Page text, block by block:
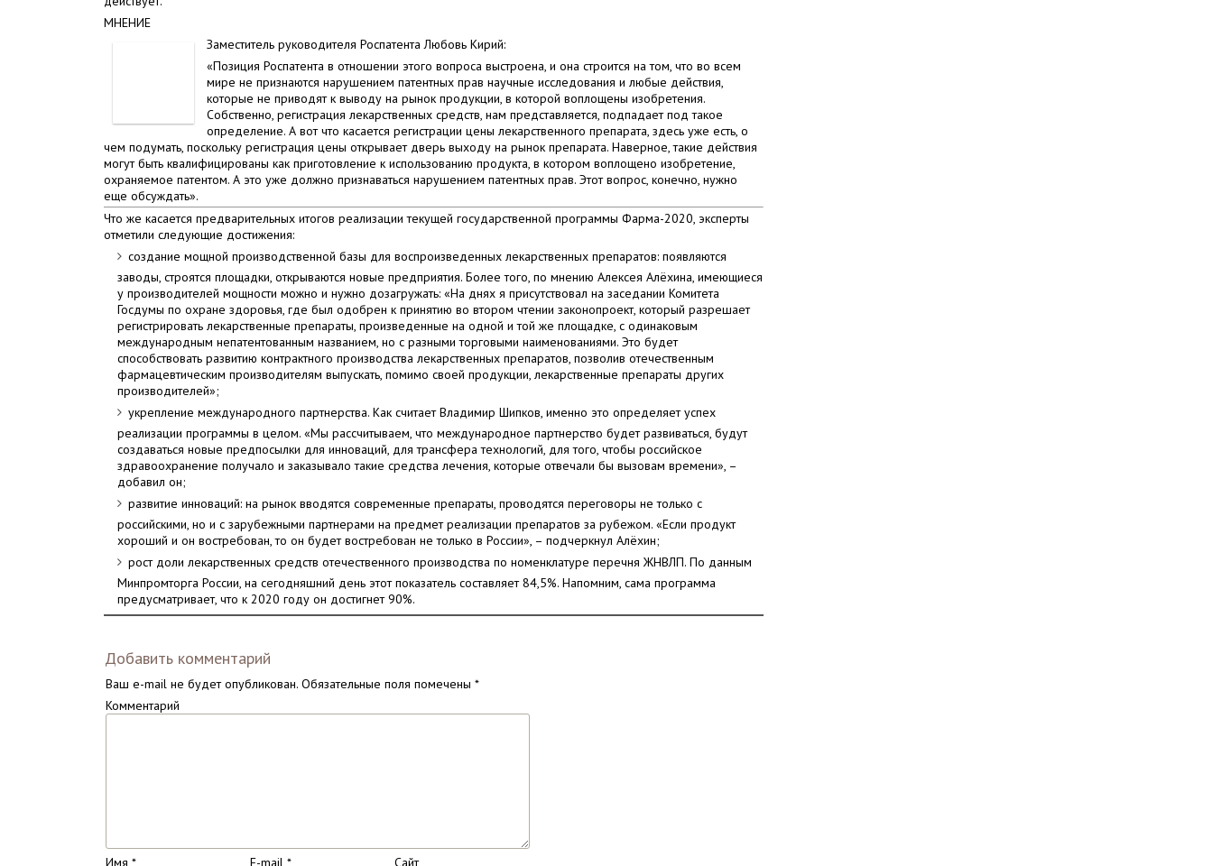
МНЕНИЕ
Заместитель руководителя Роспатента Любовь Кирий:
«Позиция Роспатента в отношении этого вопроса выстроена, и она строится на том, что во всем
мире не признаются нарушением патентных прав научные исследования и любые действия,
которые не приводят к выводу на рынок продукции, в которой воплощены изобретения.
Собственно, регистрация лекарственных средств, нам представляется, подпадает под такое
определение. А вот что касается регистрации цены лекарственного препарата, здесь уже есть, о
чем подумать, поскольку регистрация цены открывает дверь выходу на рынок препарата. Наверное, такие действия
могут быть квалифицированы как приготовление к использованию продукта, в котором воплощено изобретение,
охраняемое патентом. А это уже должно признаваться нарушением патентных прав. Этот вопрос, конечно, нужно
еще обсуждать».
Что же касается предварительных итогов реализации текущей государственной программы Фарма-2020, эксперты
отметили следующие достижения:
создание мощной производственной базы для воспроизведенных лекарственных препаратов: появляются
заводы, строятся площадки, открываются новые предприятия. Более того, по мнению Алексея Алёхина, имеющиеся
у производителей мощности можно и нужно дозагружать: «На днях я присутствовал на заседании Комитета
Госдумы по охране здоровья, где был одобрен к принятию во втором чтении законопроект, который разрешает
регистрировать лекарственные препараты, произведенные на одной и той же площадке, с одинаковым
международным непатентованным названием, но с разными торговыми наименованиями. Это будет
способствовать развитию контрактного производства лекарственных препаратов, позволив отечественным
фармацевтическим производителям выпускать, помимо своей продукции, лекарственные препараты других
производителей»;
укрепление международного партнерства. Как считает Владимир Шипков, именно это определяет успех
реализации программы в целом. «Мы рассчитываем, что международное партнерство будет развиваться, будут
создаваться новые предпосылки для инноваций, для трансфера технологий, для того, чтобы российское
здравоохранение получало и заказывало такие средства лечения, которые отвечали бы вызовам времени», –
добавил он;
развитие инноваций: на рынок вводятся современные препараты, проводятся переговоры не только с
российскими, но и с зарубежными партнерами на предмет реализации препаратов за рубежом. «Если продукт
хороший и он востребован, то он будет востребован не только в России», – подчеркнул Алёхин;
рост доли лекарственных средств отечественного производства по номенклатуре перечня ЖНВЛП. По данным
Минпромторга России, на сегодняшний день этот показатель составляет 84,5%. Напомним, сама программа
предусматривает, что к 2020 году он достигнет 90%.
Добавить комментарий
Ваш e-mail не будет опубликован. Обязательные поля помечены*
Комментарий
Имя* E-mail* Сайт